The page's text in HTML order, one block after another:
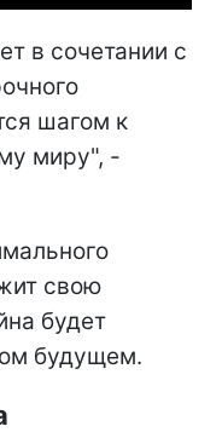
в сочетании с
шагом к
миру", -
свою
будет
будущем.